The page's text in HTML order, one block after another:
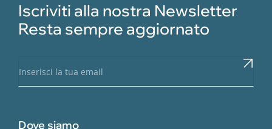
Iscriviti alla nostra Newsletter
Resta sempre aggiornato
Dove siamo